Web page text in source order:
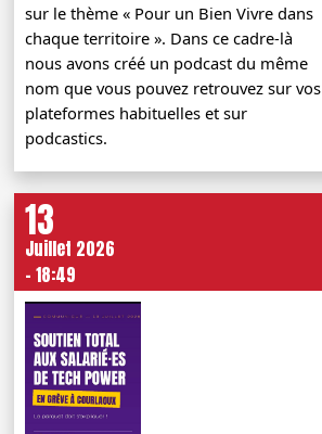
sur le thème « Pour un Bien Vivre dans
chaque territoire ». Dans ce cadre-là
nous avons créé un podcast du même
nom que vous pouvez retrouvez sur vos
plateformes habituelles et sur
podcastics.
13
Juillet 2026
- 18:49